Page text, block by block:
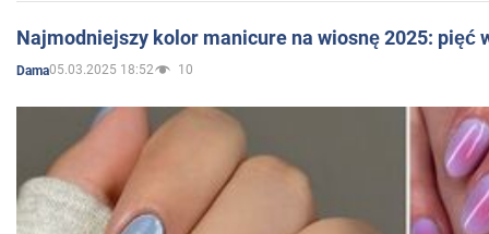
Najmodniejszy kolor manicure na wiosnę 2025: pięć
Dama05.03.2025 18:52 10